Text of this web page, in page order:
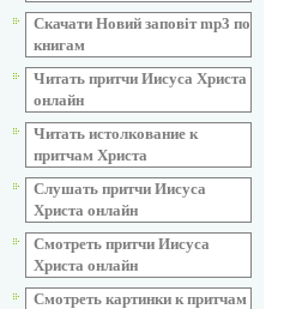
Скачати Новий заповіт mp3 по
книгам
Читать притчи Иисуса Христа
онлайн
Читать истолкование к
притчам Христа
Слушать притчи Иисуса
Христа онлайн
Смотреть притчи Иисуса
Христа онлайн
Смотреть картинки к притчам